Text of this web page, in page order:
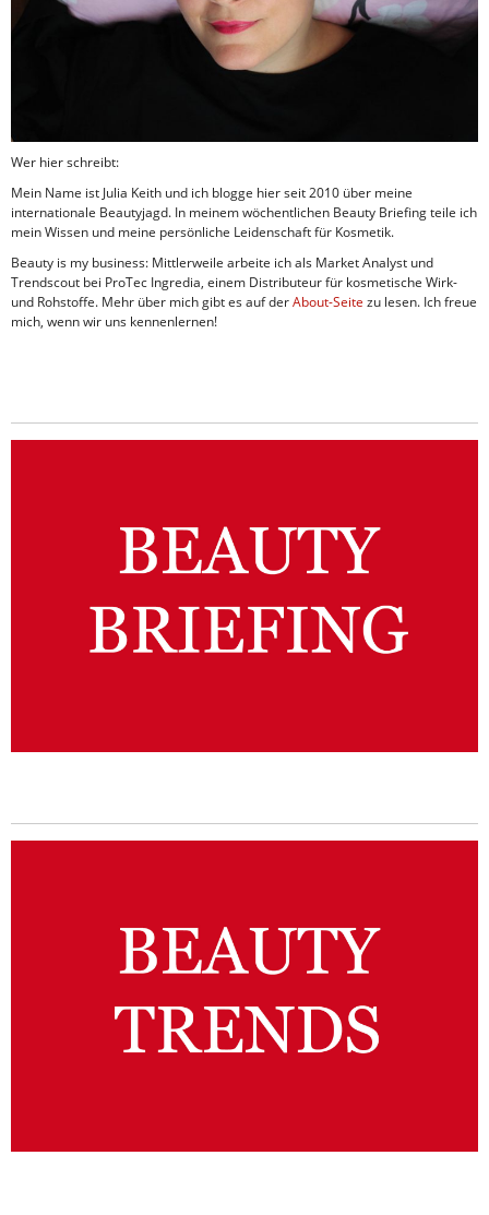
Wer hier schreibt:
Mein Name ist Julia Keith und ich blogge hier seit 2010 über meine
internationale Beautyjagd. In meinem wöchentlichen Beauty Briefing teile ich
mein Wissen und meine persönliche Leidenschaft für Kosmetik.
Beauty is my business: Mittlerweile arbeite ich als Market Analyst und
Trendscout bei ProTec Ingredia, einem Distributeur für kosmetische Wirk-
und Rohstoffe. Mehr über mich gibt es auf derAbout-Seite zu lesen. Ich freue
mich, wenn wir uns kennenlernen!